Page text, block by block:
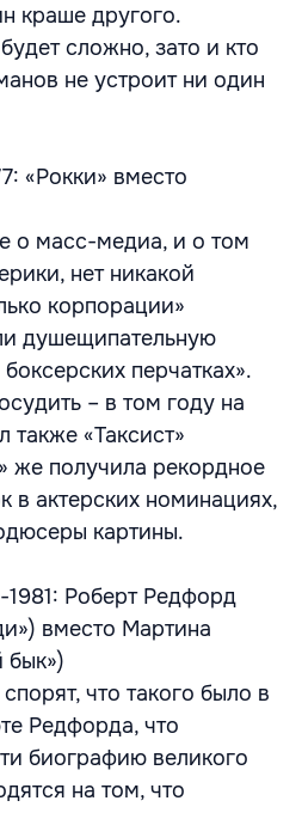
краше другого.
сложно, зато и кто
не устроит ни один
«Рокки» вместо
о масс-медиа, и о том
нет никакой
корпорации»
душещипательную
перчатках».
– в том году на
также «Таксист»
же получила рекордное
в актерских номинациях,
картины.
Роберт Редфорд
вместо Мартина
бык»)
что такого было в
Редфорда, что
биографию великого
на том, что